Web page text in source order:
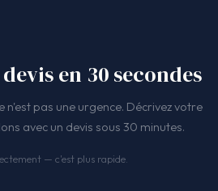
en 30 secondes
n'est pas une urgence. Décrivez votre
avec un devis sous 30 minutes.
— c'est plus rapide.